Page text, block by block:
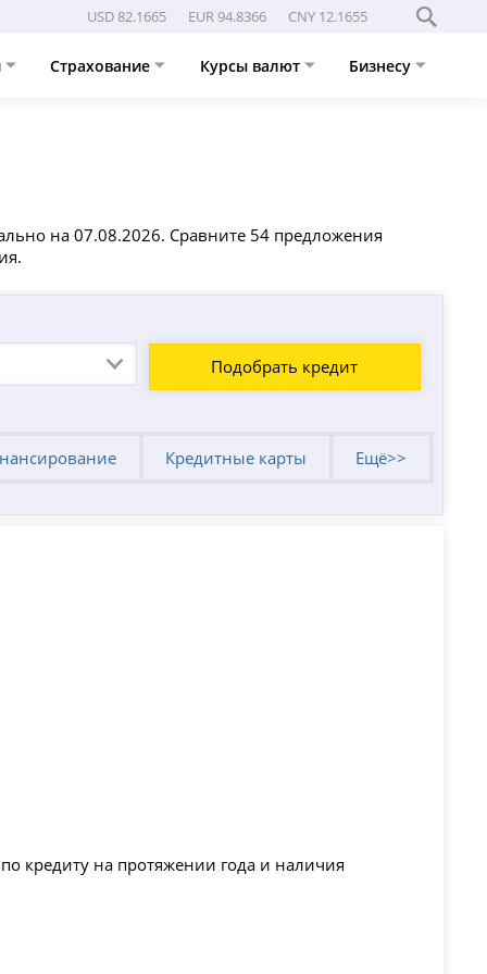
USD 82.1665 EUR 94.8366 CNY 12.1655
Страхование Курсы валют Бизнесу
на 07.08.2026. Сравните 54 предложения
Подобрать кредит
Кредитные карты Ещё>>
кредиту на протяжении года и наличия